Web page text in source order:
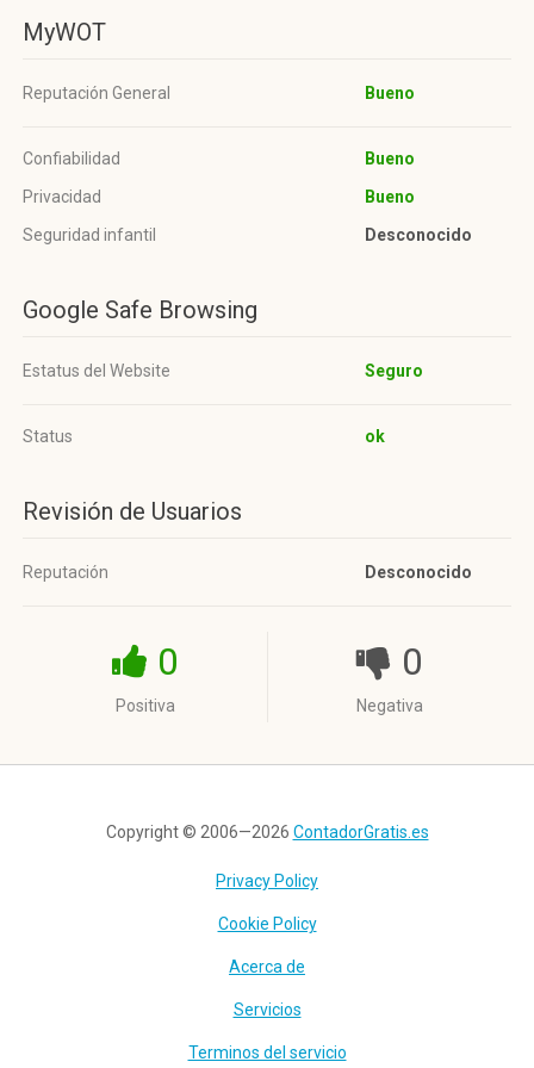
MyWOT
Reputación General Bueno
Confiabilidad
Bueno
Privacidad
Bueno
Seguridad infantil
Desconocido
Google Safe Browsing
Estatus del Website Seguro
Status ok
Revisión de Usuarios
Reputación Desconocido
0
Positiva
0
Negativa
Copyright © 2006—2026 ContadorGratis.es
Privacy Policy
Cookie Policy
Acerca de
Servicios
Terminos del servicio